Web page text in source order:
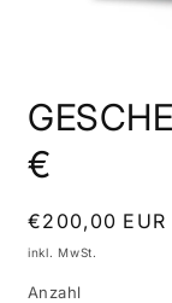
€
Normaler
Preis
€200,00 EUR
inkl. MwSt.
Anzahl